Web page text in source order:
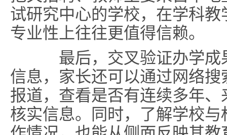
试研究中心的学校，在学科
专业性上往往更值得信赖。
最后，交叉验证办学成
信息，家长还可以通过网络
报道，查看是否有连续多年
核实信息。同时，了解学校